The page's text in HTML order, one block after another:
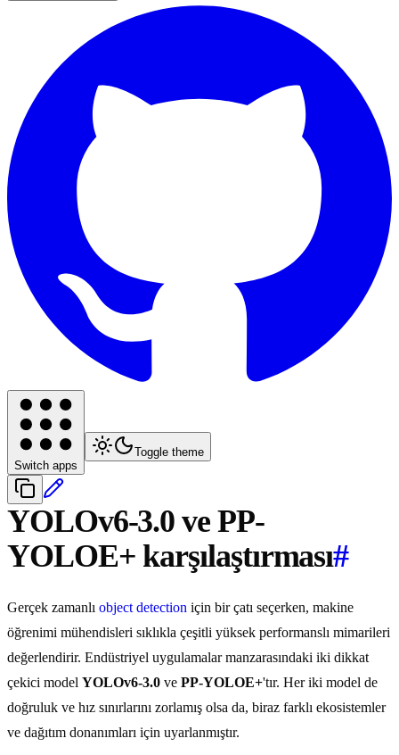
Switch apps
Toggle theme
YOLOv6-3.0 ve PP-
YOLOE+ karşılaştırması#
Gerçek zamanlı object detection için bir çatı seçerken, makine
öğrenimi mühendisleri sıklıkla çeşitli yüksek performanslı mimarileri
değerlendirir. Endüstriyel uygulamalar manzarasındaki iki dikkat
çekici model YOLOv6-3.0 ve PP-YOLOE+'tır. Her iki model de
doğruluk ve hız sınırlarını zorlamış olsa da, biraz farklı ekosistemler
ve dağıtım donanımları için uyarlanmıştır.